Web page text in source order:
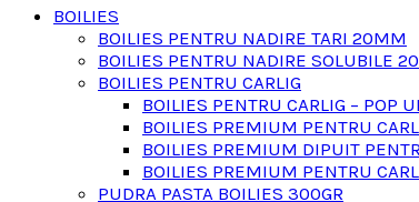
BOILIES
BOILIES PENTRU NADIRE TARI 20MM
BOILIES PENTRU NADIRE SOLUBILE
BOILIES PENTRU CARLIG
BOILIES PENTRU CARLIG – POP
BOILIES PREMIUM PENTRU
BOILIES PREMIUM DIPUIT
BOILIES PREMIUM PENTRU
PUDRA PASTA BOILIES 300GR